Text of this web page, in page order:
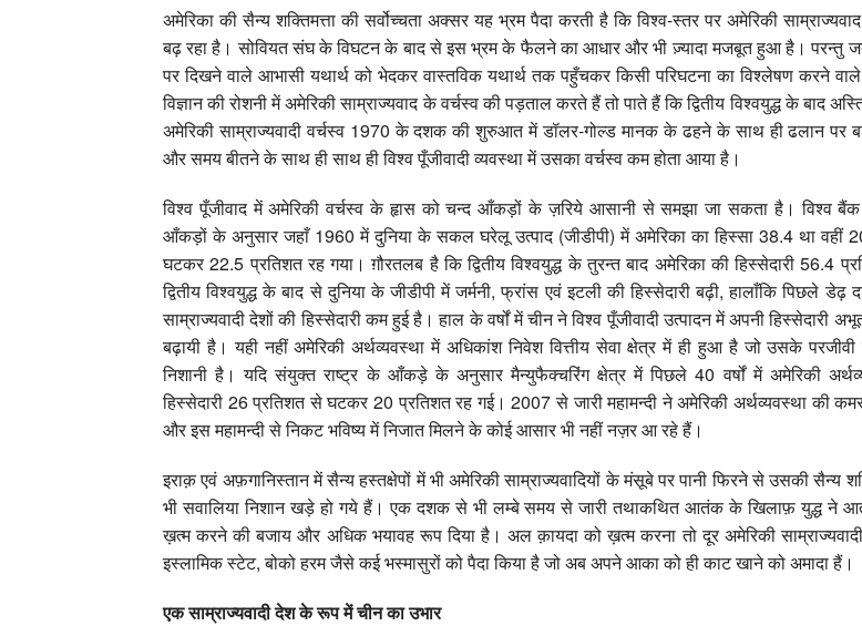
अमेरिका की सैन्य शक्तिमत्ता की सर्वोच्चता अक्सर यह भ्रम पैदा करती है कि विश्व-स्तर पर अमेरिकी
बढ़ रहा है। सोवियत संघ के विघटन के बाद से इस भ्रम के फैलने का आधार और भी ज़्यादा मजबूत हुआ है। परन्तु
पर दिखने वाले आभासी यथार्थ को भेदकर वास्तविक यथार्थ तक पहुँचकर किसी परिघटना का विश्लेषण करने वाले
विज्ञान की रोशनी में अमेरिकी साम्राज्यवाद के वर्चस्व की पड़ताल करते हैं तो पाते हैं कि द्वितीय विश्वयुद्ध के बाद
अमेरिकी साम्राज्यवादी वर्चस्व 1970 के दशक की शुरुआत में डॉलर-गोल्ड मानक के ढहने के साथ ही ढलान पर
और समय बीतने के साथ ही साथ ही विश्व पूँजीवादी व्यवस्था में उसका वर्चस्व कम होता आया है।
विश्व पूँजीवाद में अमेरिकी वर्चस्व के हृास को चन्द आँकड़ों के ज़रिये आसानी से समझा जा सकता है। विश्व बैंक
आँकड़ों के अनुसार जहाँ 1960 में दुनिया के सकल घरेलू उत्पाद (जीडीपी) में अमेरिका का हिस्सा 38.4 था वहीं
घटकर 22.5 प्रतिशत रह गया। ग़ौरतलब है कि द्वितीय विश्वयुद्ध के तुरन्त बाद अमेरिका की हिस्सेदारी 56.4
द्वितीय विश्वयुद्ध के बाद से दुनिया के जीडीपी में जर्मनी, फ्रांस एवं इटली की हिस्सेदारी बढ़ी, हालाँकि पिछले डेढ़
साम्राज्यवादी देशों की हिस्सेदारी कम हुई है। हाल के वर्षों में चीन ने विश्व पूँजीवादी उत्पादन में अपनी हिस्सेदारी
बढ़ायी है। यही नहीं अमेरिकी अर्थव्यवस्था में अधिकांश निवेश वित्तीय सेवा क्षेत्र में ही हुआ है जो उसके
निशानी है। यदि संयुक्त राष्ट्र के आँकड़े के अनुसार मैन्युफैक्चरिंग क्षेत्र में पिछले 40 वर्षों में अमेरिकी
हिस्सेदारी 26 प्रतिशत से घटकर 20 प्रतिशत रह गई। 2007 से जारी महामन्दी ने अमेरिकी अर्थव्यवस्था की
और इस महामन्दी से निकट भविष्य में निजात मिलने के कोई आसार भी नहीं नज़र आ रहे हैं।
इराक़ एवं अफ़गानिस्तान में सैन्य हस्तक्षेपों में भी अमेरिकी साम्राज्यवादियों के मंसूबे पर पानी फिरने से उसकी सैन्य
भी सवालिया निशान खड़े हो गये हैं। एक दशक से भी लम्बे समय से जारी तथाकथित आतंक के खिलाफ़ युद्ध ने
ख़त्म करने की बजाय और अधिक भयावह रूप दिया है। अल क़ायदा को ख़त्म करना तो दूर अमेरिकी साम्राज्यवादी
इस्लामिक स्टेट, बोको हरम जैसे कई भस्मासुरों को पैदा किया है जो अब अपने आका को ही काट खाने को अमादा हैं।
एक साम्राज्यवादी देश के रूप में चीन का उभार